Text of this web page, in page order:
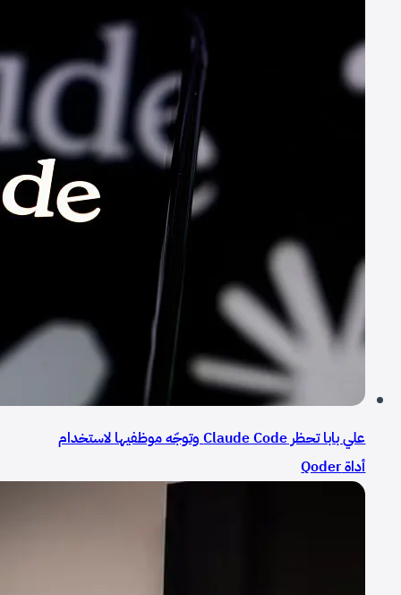
علي بابا تحظر Claude Code وتوجّه موظفيها لاستخدام
أداة Qoder